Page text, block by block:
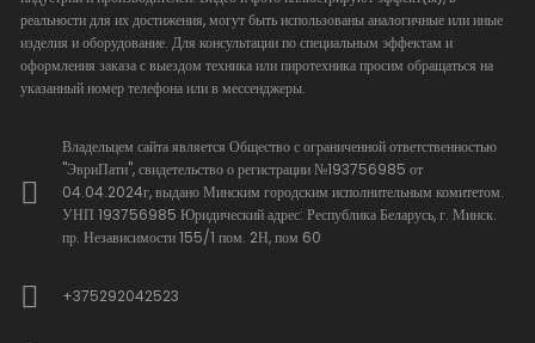
реальности для их достижения, могут быть использованы аналогичные или иные
изделия и оборудование. Для консультации по специальным эффектам и
оформления заказа с выездом техника или пиротехника просим обращаться на
указанный номер телефона или в мессенджеры.
Владельцем сайта является Общество с ограниченной ответственностью
"ЭвриПати", свидетельство о регистрации №193756985 от
04.04.2024г, выдано Минским городским исполнительным комитетом.
УНП 193756985 Юридический адрес: Республика Беларусь, г. Минск.
пр. Независимости 155/1 пом. 2Н, пом 60
+375292042523